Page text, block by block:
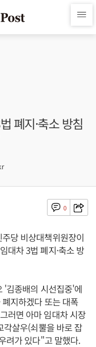
폐지·축소 방침
0
당 비상대책위원장이
대차 3법 폐지·축소 방
'김종배의 시선집중'에
지하겠다 또는 대폭
러면 아마 임대차 시장
살우(쇠뿔을 바로 잡
려가 있다"고 말했다.